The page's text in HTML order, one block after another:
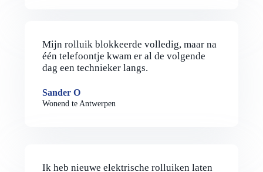
Mijn rolluik blokkeerde volledig, maar na
één telefoontje kwam er al de volgende
dag een technieker langs.
Sander O
Wonend te Antwerpen
Ik heb nieuwe elektrische rolluiken laten